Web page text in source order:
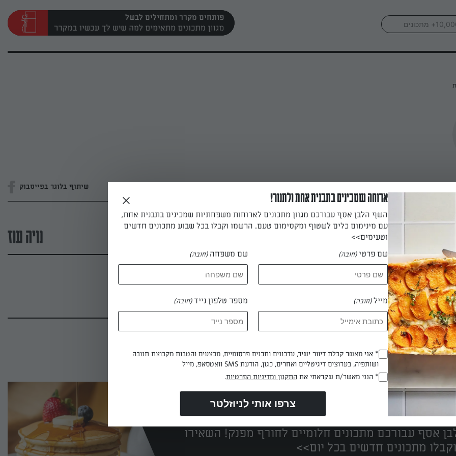
פותחים מקרר ומתחילים לבשל
שיתוף בלוגר בפייסבוק
נויה עוז
נויה עוז
הכי טעימים במקום אחד!
אסף עבורכם מתכונים חלומיים לחורף מפנק! השאירו
מתכונים חדשים בכל יום>>
ארוחה שמכינים בתבנית אחת ולתנור!
השף הלבן אסף עבורכם מגוון מתכונים לארוחות משפחתיות שמכינים בתבנית אחת,
עם מינימום כלים לשטוף ומקסימום טעם. הרשמו וקבלו בכל שבוע מתכונים חדשים
וטעימים>>
שם פרטי(חובה) שם משפחה (חובה)
מייל(חובה) מספר טלפון נייד(חובה)
(חובה)
* אני מאשר קבלת דיוור ישיר, עדכונים ותכנים פרסומיים, מבצעים והטבות מקבוצת תנובה
ושותפיה, בערוצים דיגיטליים ואחרים, כגון, הודעת SMS וואטסאפ, מייל
(חובה)
* הנני מאשר/ת שקראתי את התקנון ומדיניות הפרטיות.